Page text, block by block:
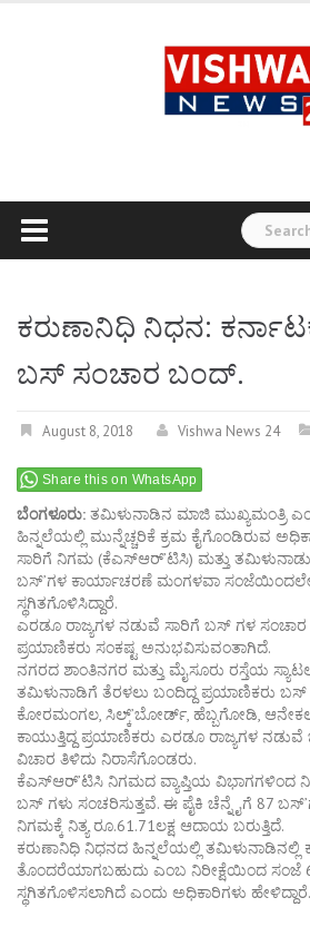
Search
for:
ಕರುಣಾನಿಧಿ ನಿಧನ:
ಬಸ್ ಸಂಚಾರ ಬಂದ್.
August 8, 2018 Vishwa News 24
Share this on WhatsApp
ಬೆಂಗಳೂರು: ತಮಿಳುನಾಡಿನ ಮಾಜಿ ಮುಖ್ಯಮಂತ್ರಿ
ಹಿನ್ನಲೆಯಲ್ಲಿ ಮುನ್ನೆಚ್ಚರಿಕೆ ಕ್ರಮ ಕೈಗೊಂಡಿರುವ
ಸಾರಿಗೆ ನಿಗಮ (ಕೆಎಸ್ಆರ್’ಟಿಸಿ) ಮತ್ತು
ಬಸ್’ಗಳ ಕಾರ್ಯಾಚರಣೆ ಮಂಗಳವಾ
ಸ್ಥಗಿತಗೊಳಿಸಿದ್ದಾರೆ.
ಎರಡೂ ರಾಜ್ಯಗಳ ನಡುವೆ ಸಾರಿಗೆ ಬಸ್ ಗಳ ಸಂಚಾರ
ಪ್ರಯಾಣಿಕರು ಸಂಕಷ್ಟ ಅನುಭವಿಸುವಂತಾಗಿದೆ.
ನಗರದ ಶಾಂತಿನಗರ ಮತ್ತು ಮೈಸೂರು ರಸ್ತೆಯ
ತಮಿಳುನಾಡಿಗೆ ತೆರಳಲು ಬಂದಿದ್ದ ಪ್ರಯಾಣಿಕರು ಬಸ್
ಕೋರಮಂಗಲ, ಸಿಲ್ಕ್’ಬೋರ್ಡ್, ಹೆಬ್ಬಗೋಡಿ,
ಕಾಯುತ್ತಿದ್ದ ಪ್ರಯಾಣಿಕರು ಎರಡೂ ರಾಜ್ಯಗಳ
ವಿಚಾರ ತಿಳಿದು ನಿರಾಸೆಗೊಂಡರು.
ಕೆಎಸ್ಆರ್’ಟಿಸಿ ನಿಗಮದ ವ್ಯಾಪ್ತಿಯ ವಿಭಾಗಗಳಿಂದ
ಬಸ್ ಗಳು ಸಂಚರಿಸುತ್ತವೆ. ಈ ಪೈಕಿ ಚೆನ್ನೈಗೆ 87
ನಿಗಮಕ್ಕೆ ನಿತ್ಯ ರೂ.61.71ಲಕ್ಷ ಆದಾಯ ಬರುತ್ತಿದೆ.
ಕರುಣಾನಿಧಿ ನಿಧನದ ಹಿನ್ನಲೆಯಲ್ಲಿ
ತೊಂದರೆಯಾಗಬಹುದು ಎಂಬ ನಿರೀಕ್ಷೆಯಿಂದ ಸಂಜೆ
ಸ್ಥಗಿತಗೊಳಿಸಲಾಗಿದೆ ಎಂದು ಅಧಿಕಾರಿಗಳು ಹೇಳಿದ್ದಾರೆ.